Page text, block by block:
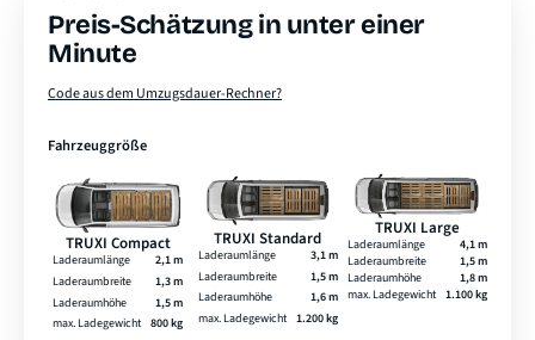
Preis-Schätzung in unter einer
Minute
Code aus dem Umzugsdauer-Rechner?
Fahrzeuggröße
TRUXI Compact
Laderaumlänge
2,1 m
Laderaumbreite
1,3 m
Laderaumhöhe
1,5 m
max. Ladegewicht 800 kg
TRUXI Standard
Laderaumlänge
3,1 m
Laderaumbreite
1,5 m
Laderaumhöhe
1,6 m
max. Ladegewicht
1.200 kg
TRUXI Large
Laderaumlänge
4,1 m
Laderaumbreite
1,5 m
Laderaumhöhe
1,8 m
max. Ladegewicht 1.100 kg